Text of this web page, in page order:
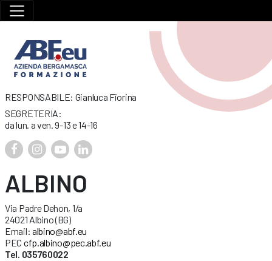
RESPONSABILE: Gianluca Fiorina
SEGRETERIA:
da lun. a ven. 9-13 e 14-16
ALBINO
Via Padre Dehon, 1/a
24021 Albino (BG)
Email: albino@abf.eu
PEC cfp.albino@pec.abf.eu
Tel. 035760022